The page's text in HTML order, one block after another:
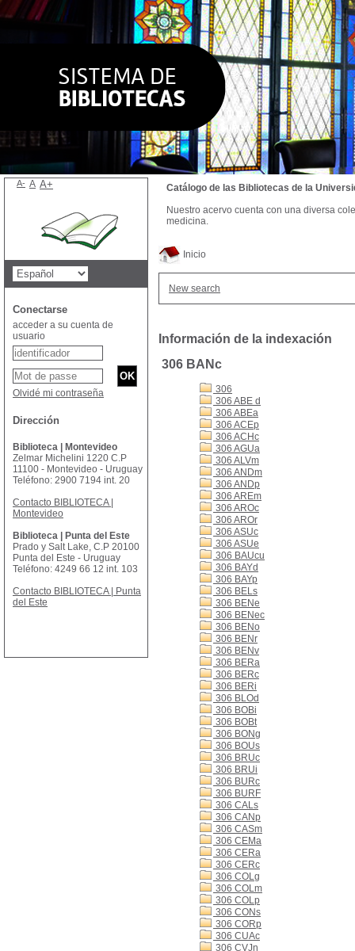
Inicio
New search
Información de la indexación
306 BANc
306
306 ABE d
306 ABEa
306 ACEp
306 ACHc
306 AGUa
306 ALVm
306 ANDm
306 ANDp
306 AREm
306 AROc
306 AROr
306 ASUc
306 ASUe
306 BAUcu
306 BAYd
306 BAYp
306 BELs
306 BENe
306 BENec
306 BENo
306 BENr
306 BENv
306 BERa
306 BERc
306 BERi
306 BLOd
306 BOBi
306 BOBt
306 BONg
306 BOUs
306 BRUc
306 BRUi
306 BURc
306 BURF
306 CALs
306 CANp
306 CASm
306 CEMa
306 CERa
306 CERc
306 COLg
306 COLm
306 COLp
306 CONs
306 CORp
306 CUAc
306 CVJn
Catálogo de las Bibliotecas de la
Nuestro acervo cuenta con una diversa
medicina.
A- A A+
Conectarse
acceder a su cuenta de
usuario
Olvidé mi contraseña
Dirección
Biblioteca | Montevideo
Zelmar Michelini 1220 C.P
11100 - Montevideo - Uruguay
Teléfono: 2900 7194 int. 20
Contacto BIBLIOTECA |
Montevideo
Biblioteca | Punta del Este
Prado y Salt Lake, C.P 20100
Punta del Este - Uruguay
Teléfono: 4249 66 12 int. 103
Contacto BIBLIOTECA | Punta
del Este